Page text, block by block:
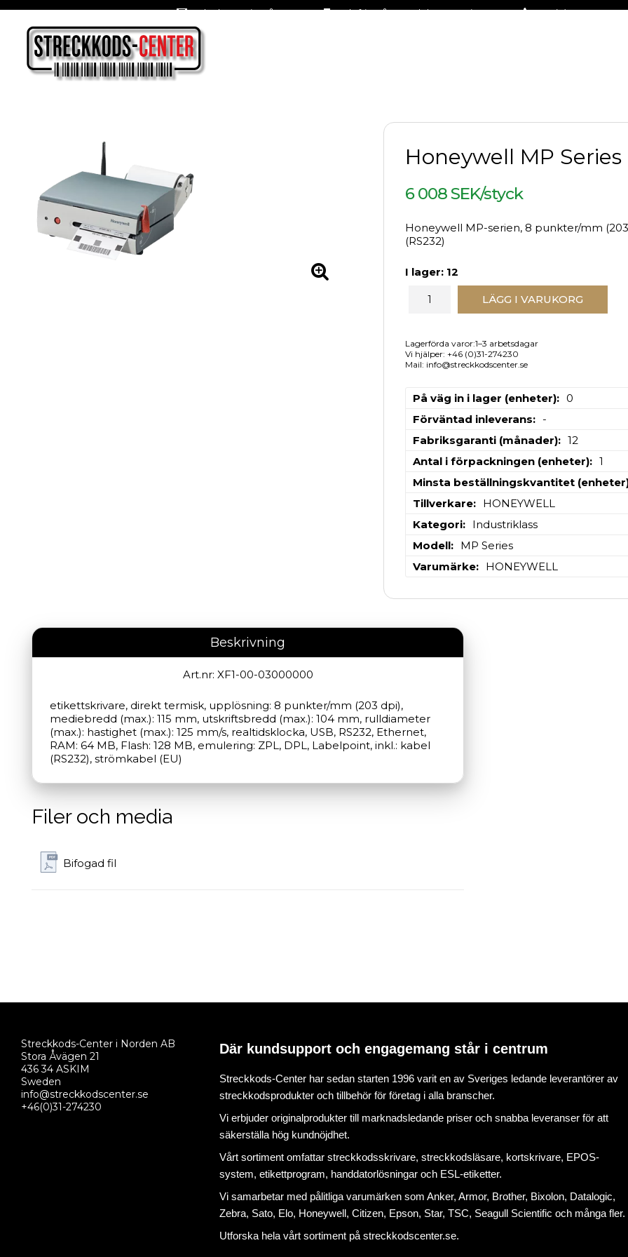
Oslagbara priser året om Fraktfritt på stora delar av sortimentet +46 (0)31-27 42 30
Honeywell MP Series
6 008 SEK/styck
Honeywell MP-serien, 8 punkter/mm (203
(RS232)
I lager: 12
LÄGG I VARUKORG
Lagerförda varor:1–3 arbetsdagar
Vi hjälper: +46 (0)31-274230
Mail: info@streckkodscenter.se
På väg in i lager (enheter)
0
Förväntad inleverans
-
Fabriksgaranti (månader)
12
Antal i förpackningen (enheter)
1
Minsta beställningskvantitet
Tillverkare
HONEYWELL
Kategori
Industriklass
Modell
MP Series
Varumärke
HONEYWELL
Beskrivning
Art.nr: XF1-00-03000000
etikettskrivare, direkt termisk, upplösning: 8 punkter/mm (203 dpi),
mediebredd (max.): 115 mm, utskriftsbredd (max.): 104 mm, rulldiameter
(max.): hastighet (max.): 125 mm/s, realtidsklocka, USB, RS232, Ethernet,
RAM: 64 MB, Flash: 128 MB, emulering: ZPL, DPL, Labelpoint, inkl.: kabel
(RS232), strömkabel (EU)
Filer och media
Bifogad fil
Streckkods-Center i Norden AB
Stora Åvägen 21
436 34 ASKIM
Sweden
info@streckkodscenter.se
+46(0)31-274230
Där kundsupport och engagemang står i centrum
Streckkods-Center har sedan starten 1996 varit en av Sveriges ledande leverantörer av
streckkodsprodukter och tillbehör för företag i alla branscher.
Vi erbjuder originalprodukter till marknadsledande priser och snabba leveranser för att
säkerställa hög kundnöjdhet.
Vårt sortiment omfattar streckkodsskrivare, streckkodsläsare, kortskrivare, EPOS-
system, etikettprogram, handdatorlösningar och ESL-etiketter.
Vi samarbetar med pålitliga varumärken som Anker, Armor, Brother, Bixolon, Datalogic,
Zebra, Sato, Elo, Honeywell, Citizen, Epson, Star, TSC, Seagull Scientific och många fler.
Utforska hela vårt sortiment påstreckkodscenter.se.